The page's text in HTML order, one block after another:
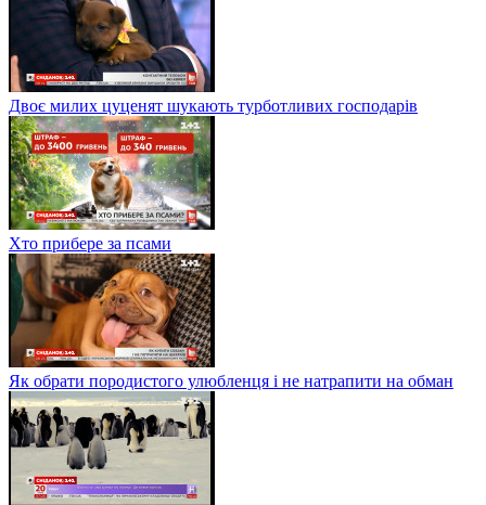
Двоє милих цуценят шукають турботливих господарів
Хто прибере за псами
Як обрати породистого улюбленця і не натрапити на обман